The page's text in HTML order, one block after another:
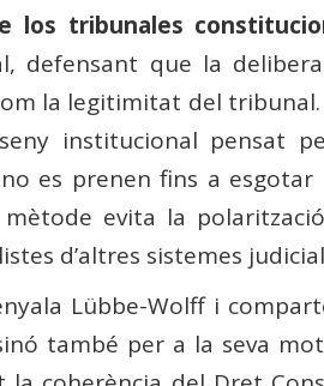
los tribunales
defensant que la
la legitimitat del
institucional pensat
es prenen fins a
mètode evita la
d’altres sistemes
Lübbe-Wolff i
també per a la seva